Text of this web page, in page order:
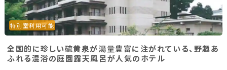
21,050円～
ノーマル
ノーマルコンパニオンプラン90分
ノーマル
【一人宴会】 華コンパニオンプラン90分
特別室利用可能
全国的に珍しい硫黄泉が湯量豊富に注がれている、野趣あ
ふれる混浴の庭園露天風呂が人気のホテル